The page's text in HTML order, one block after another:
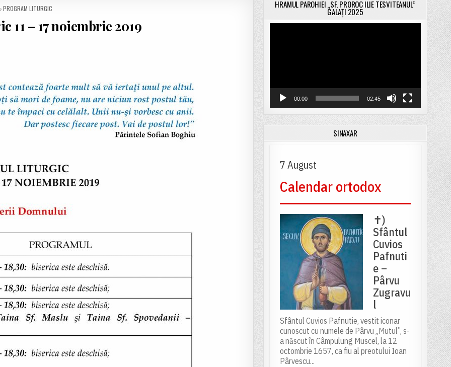
P
S
T
PROGRAM LITURGIC
11 – 17 noiembrie 2019
HRAMUL PAROHIEI „SF. PROROC ILIE TESVITEANUL”
GALAȚI 2025
00:00 02:45
SINAXAR
7 August
Calendar ortodox
✝)
Sfântul
Cuvios
Pafnuti
e –
Pârvu
Zugravu
l
Sfântul Cuvios Pafnutie, vestit iconar
cunoscut cu numele de Pârvu „Mutul”, s-
a născut în Câmpulung Muscel, la 12
octombrie 1657, ca fiu al preotului Ioan
Pârvescu...